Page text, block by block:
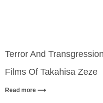
Terror And
Films Of Takahisa Zeze
Read more ⟶